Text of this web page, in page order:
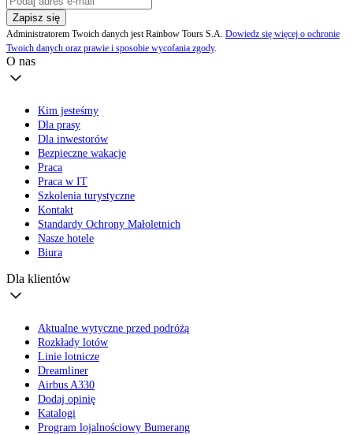
Zapisz się
Administratorem Twoich danych jest Rainbow Tours S.A. Dowiedz się więcej o ochronie
Twoich danych oraz prawie i sposobie wycofania zgody.
O nas
Kim jesteśmy
Dla prasy
Dla inwestorów
Bezpieczne wakacje
Praca
Praca w IT
Szkolenia turystyczne
Kontakt
Standardy Ochrony Małoletnich
Nasze hotele
Biura
Dla klientów
Aktualne wytyczne przed podróżą
Rozkłady lotów
Linie lotnicze
Dreamliner
Airbus A330
Dodaj opinię
Katalogi
Program lojalnościowy Bumerang